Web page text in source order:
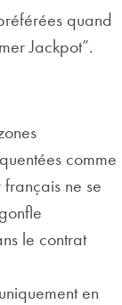
quand
Jackpot”.
comme
ne se
le contrat
en